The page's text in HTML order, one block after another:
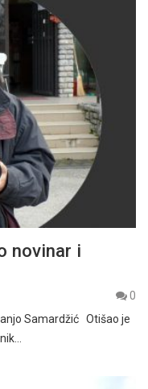
novinar i
0
Samardžić Otišao je